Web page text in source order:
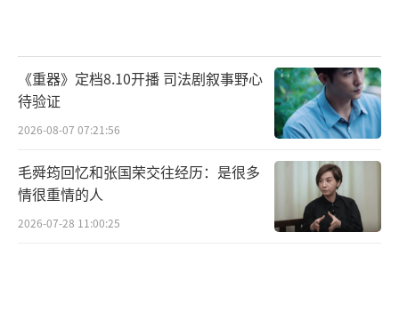
《重器》定档8.10开播 司法剧叙事野心
待验证
2026-08-07 07:21:56
毛舜筠回忆和张国荣交往经历：是很多
情很重情的人
2026-07-28 11:00:25